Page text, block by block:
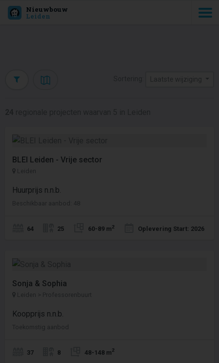
Nieuwbouw
Leiden
Laatste wijziging
BLEI Leiden - Vrije sector
Leiden
Huurprijs n.n.b.
Beschikbaar aanbod: 48
64 25 60-89 m2 Oplevering Start: 2026
Sonja & Sophia
Leiden > Professorenbuurt
Koopprijs n.n.b.
Toekomstig aanbod
37 8 48-148 m2